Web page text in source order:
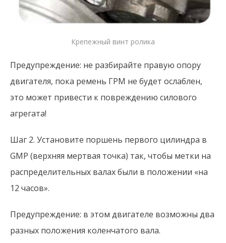
Крепежный винт ролика
Предупреждение: не разбирайте правую опору
двигателя, пока ремень ГРМ не будет ослаблен,
это может привести к повреждению силового
агрегата!
Шаг 2. Установите поршень первого цилиндра в
GMP (верхняя мертвая точка) так, чтобы метки на
распределительных валах были в положении «на
12 часов».
Предупреждение: в этом двигателе возможны два
разных положения коленчатого вала.